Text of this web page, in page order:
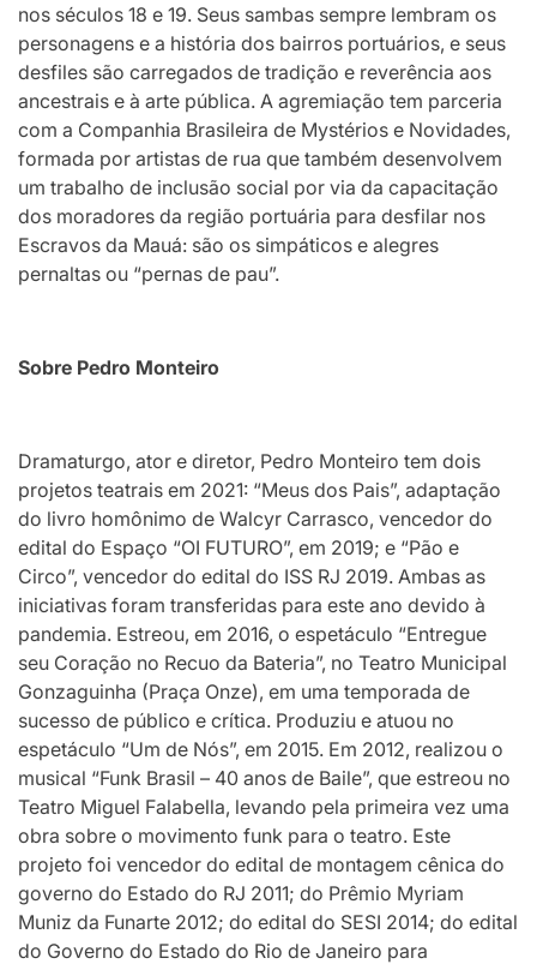
nos séculos 18 e 19. Seus sambas sempre lembram os
personagens e a história dos bairros portuários, e seus
desfiles são carregados de tradição e reverência aos
ancestrais e à arte pública. A agremiação tem parceria
com a Companhia Brasileira de Mystérios e Novidades,
formada por artistas de rua que também desenvolvem
um trabalho de inclusão social por via da capacitação
dos moradores da região portuária para desfilar nos
Escravos da Mauá: são os simpáticos e alegres
pernaltas ou “pernas de pau”.
Sobre Pedro Monteiro
Dramaturgo, ator e diretor, Pedro Monteiro tem dois
projetos teatrais em 2021: “Meus dos Pais”, adaptação
do livro homônimo de Walcyr Carrasco, vencedor do
edital do Espaço “OI FUTURO”, em 2019; e “Pão e
Circo”, vencedor do edital do ISS RJ 2019. Ambas as
iniciativas foram transferidas para este ano devido à
pandemia. Estreou, em 2016, o espetáculo “Entregue
seu Coração no Recuo da Bateria”, no Teatro Municipal
Gonzaguinha (Praça Onze), em uma temporada de
sucesso de público e crítica. Produziu e atuou no
espetáculo “Um de Nós”, em 2015. Em 2012, realizou o
musical “Funk Brasil – 40 anos de Baile”, que estreou no
Teatro Miguel Falabella, levando pela primeira vez uma
obra sobre o movimento funk para o teatro. Este
projeto foi vencedor do edital de montagem cênica do
governo do Estado do RJ 2011; do Prêmio Myriam
Muniz da Funarte 2012; do edital do SESI 2014; do edital
do Governo do Estado do Rio de Janeiro para